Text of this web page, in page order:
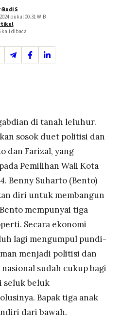
Budi S
pukul 00.31WIB
kali dibaca
di tanah leluhur.
sosok duet politisi dan
dan Farizal, yang
Pemilihan Wali Kota
Benny Suharto (Bento)
diri untuk membangun
mempunyai tiga
Secara ekonomi
lagi mengumpul pundi-
menjadi politisi dan
sudah cukup bagi
seluk beluk
Bapak tiga anak
dari bawah.